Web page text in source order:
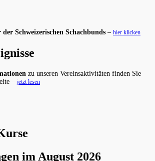
Schweizerischen Schachbunds – hier klicken
zu unseren Vereinsaktivitäten finden Sie
– jetzt lesen
im August 2026